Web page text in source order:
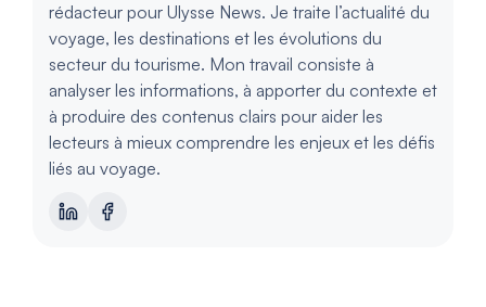
rédacteur pour Ulysse News. Je traite l’actualité du
voyage, les destinations et les évolutions du
secteur du tourisme. Mon travail consiste à
analyser les informations, à apporter du contexte et
à produire des contenus clairs pour aider les
lecteurs à mieux comprendre les enjeux et les défis
liés au voyage.